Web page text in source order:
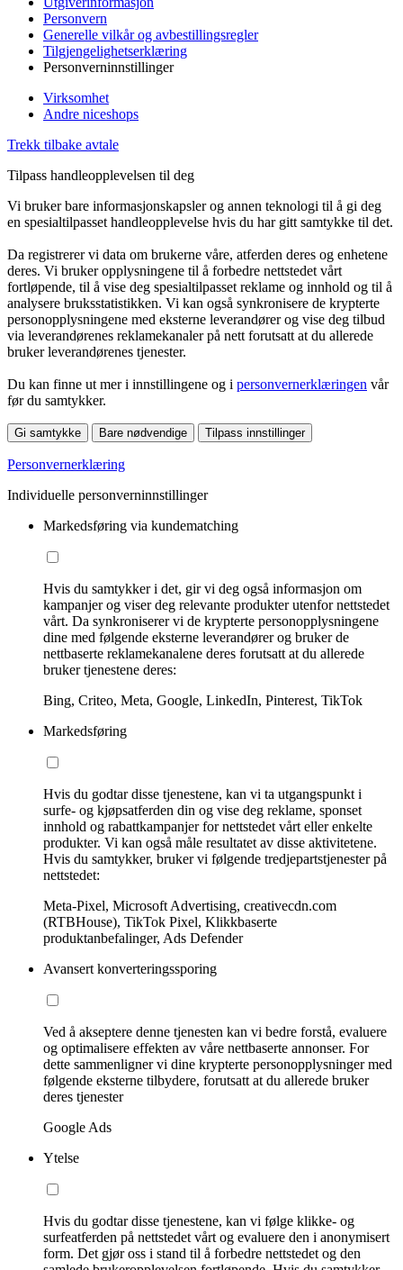
Personvern
Generelle vilkår og avbestillingsregler
Tilgjengelighetserklæring
Personverninnstillinger
Virksomhet
Andre niceshops
Trekk tilbake avtale
Tilpass handleopplevelsen til deg
Vi bruker bare informasjonskapsler og annen teknologi til å gi deg
en spesialtilpasset handleopplevelse hvis du har gitt samtykke til det.
Da registrerer vi data om brukerne våre, atferden deres og enhetene
deres. Vi bruker opplysningene til å forbedre nettstedet vårt
fortløpende, til å vise deg spesialtilpasset reklame og innhold og til å
analysere bruksstatistikken. Vi kan også synkronisere de krypterte
personopplysningene med eksterne leverandører og vise deg tilbud
via leverandørenes reklamekanaler på nett forutsatt at du allerede
bruker leverandørenes tjenester.
Du kan finne ut mer i innstillingene og i personvernerklæringen vår
før du samtykker.
Gi samtykke Bare nødvendige Tilpass innstillinger
Personvernerklæring
Individuelle personverninnstillinger
Markedsføring via kundematching
Hvis du samtykker i det, gir vi deg også informasjon om
kampanjer og viser deg relevante produkter utenfor nettstedet
vårt. Da synkroniserer vi de krypterte personopplysningene
dine med følgende eksterne leverandører og bruker de
nettbaserte reklamekanalene deres forutsatt at du allerede
bruker tjenestene deres:
Bing, Criteo, Meta, Google, LinkedIn, Pinterest, TikTok
Markedsføring
Hvis du godtar disse tjenestene, kan vi ta utgangspunkt i
surfe- og kjøpsatferden din og vise deg reklame, sponset
innhold og rabattkampanjer for nettstedet vårt eller enkelte
produkter. Vi kan også måle resultatet av disse aktivitetene.
Hvis du samtykker, bruker vi følgende tredjepartstjenester på
nettstedet:
Meta-Pixel, Microsoft Advertising, creativecdn.com
(RTBHouse), TikTok Pixel, Klikkbaserte
produktanbefalinger, Ads Defender
Avansert konverteringssporing
Ved å akseptere denne tjenesten kan vi bedre forstå, evaluere
og optimalisere effekten av våre nettbaserte annonser. For
dette sammenligner vi dine krypterte personopplysninger med
følgende eksterne tilbydere, forutsatt at du allerede bruker
deres tjenester
Google Ads
Ytelse
Hvis du godtar disse tjenestene, kan vi følge klikke- og
surfeatferden på nettstedet vårt og evaluere den i anonymisert
form. Det gjør oss i stand til å forbedre nettstedet og den